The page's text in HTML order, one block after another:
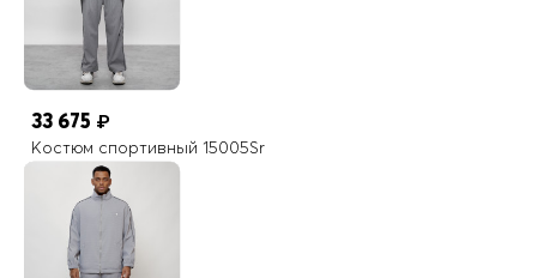
33 675 ₽
Костюм спортивный 15005Sr